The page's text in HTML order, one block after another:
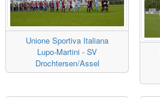
Unione Sportiva Italiana
Lupo-Martini - SV
Drochtersen/Assel